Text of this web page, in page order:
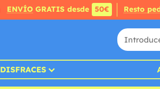
ENVÍOGRATIS desde 50€ Resto
DISFRACES